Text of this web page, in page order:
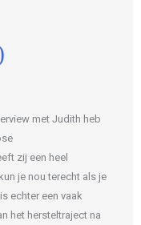
met Judith heb
zij een heel
je nou terecht als je
echter een vaak
het hersteltraject na